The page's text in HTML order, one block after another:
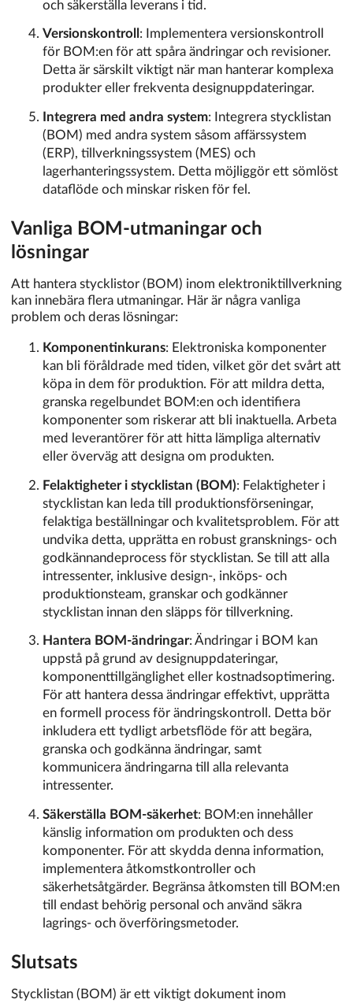
och säkerställa leverans i tid.
Versionskontroll : Implementera versionskontroll
för BOM:en för att spåra ändringar och revisioner.
Detta är särskilt viktigt när man hanterar komplexa
produkter eller frekventa designuppdateringar.
Integrera med andra system: Integrera stycklistan
(BOM) med andra system såsom affärssystem
(ERP), tillverkningssystem (MES) och
lagerhanteringssystem. Detta möjliggör ett sömlöst
dataflöde och minskar risken för fel.
Vanliga BOM-utmaningar och
lösningar
Att hantera stycklistor (BOM) inom elektroniktillverkning
kan innebära flera utmaningar. Här är några vanliga
problem och deras lösningar:
Komponentinkurans: Elektroniska komponenter
kan bli föråldrade med tiden, vilket gör det svårt att
köpa in dem för produktion. För att mildra detta,
granska regelbundet BOM:en och identifiera
komponenter som riskerar att bli inaktuella. Arbeta
med leverantörer för att hitta lämpliga alternativ
eller överväg att designa om produkten.
Felaktigheter i stycklistan (BOM): Felaktigheter i
stycklistan kan leda till produktionsförseningar,
felaktiga beställningar och kvalitetsproblem. För att
undvika detta, upprätta en robust gransknings- och
godkännandeprocess för stycklistan. Se till att alla
intressenter, inklusive design-, inköps- och
produktionsteam, granskar och godkänner
stycklistan innan den släpps för tillverkning.
Hantera BOM-ändringar: Ändringar i BOM kan
uppstå på grund av designuppdateringar,
komponenttillgänglighet eller kostnadsoptimering.
För att hantera dessa ändringar effektivt, upprätta
en formell process för ändringskontroll. Detta bör
inkludera ett tydligt arbetsflöde för att begära,
granska och godkänna ändringar, samt
kommunicera ändringarna till alla relevanta
intressenter.
Säkerställa BOM-säkerhet: BOM:en innehåller
känslig information om produkten och dess
komponenter. För att skydda denna information,
implementera åtkomstkontroller och
säkerhetsåtgärder. Begränsa åtkomsten till BOM:en
till endast behörig personal och använd säkra
lagrings- och överföringsmetoder.
Slutsats
Stycklistan (BOM) är ett viktigt dokument inom